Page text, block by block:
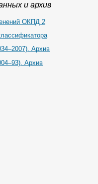
и архив
ОКПД 2
Архив
Архив